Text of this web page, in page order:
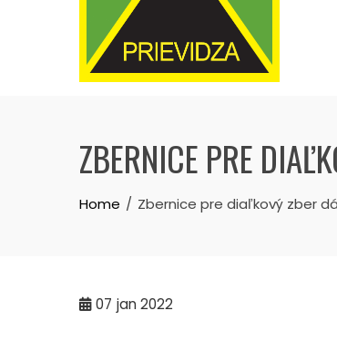
ZBERNICE PRE
Home Zbernice pre diaľkový zber
07 jan 2022